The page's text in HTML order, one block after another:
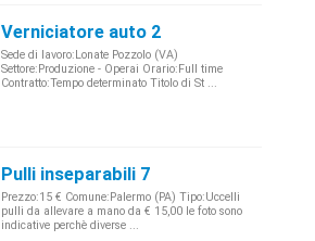
Verniciatore auto 2
Sede di lavoro:Lonate Pozzolo (VA)
Settore:Produzione - Operai Orario:Full time
Contratto:Tempo determinato Titolo di St ...
Pulli inseparabili 7
Prezzo:15 € Comune:Palermo (PA) Tipo:Uccelli
pulli da allevare a mano da € 15,00 le foto sono
indicative perchè diverse ...